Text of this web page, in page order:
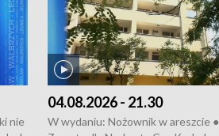
nie
04.08.2026 - 21.30
W wydaniu: Nożownik w areszcie ●